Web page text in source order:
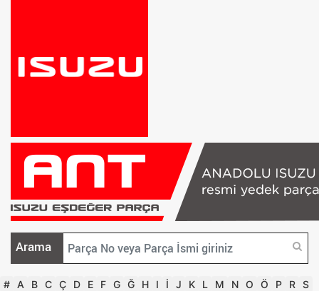
Arama
# A B C Ç D E F G Ğ H I İ J K L M N O Ö P R S